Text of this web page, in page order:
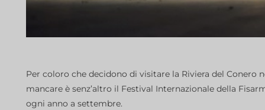
Per coloro che decidono di visitare la Riviera del
mancare è senz’altro il Festival Internazionale della
ogni anno a settembre.